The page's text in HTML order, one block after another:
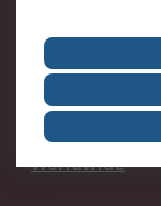
Om RS
Det juridiske
Job hos RS
Worldwide